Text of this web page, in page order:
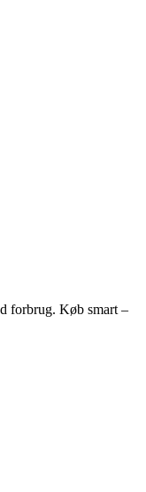
forbrug. Køb smart –